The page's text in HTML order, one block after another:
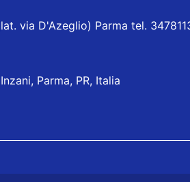
via D'Azeglio) Parma tel.
Parma, PR, Italia